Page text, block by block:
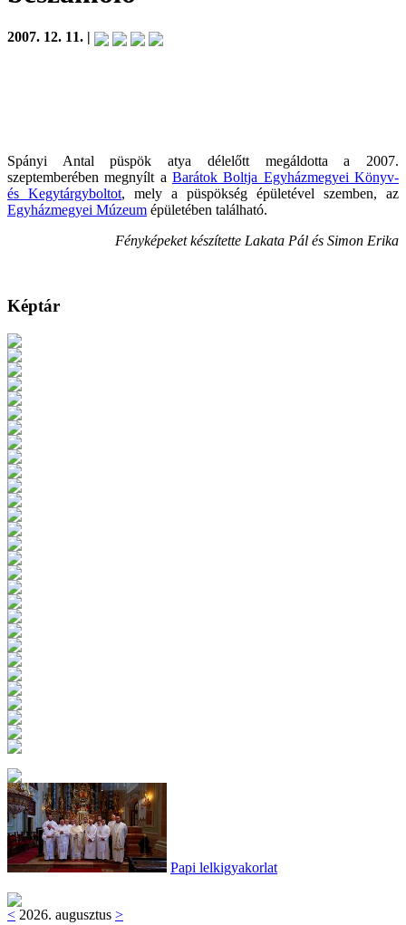
2007. 12. 11. |
Spányi Antal püspök atya délelőtt megáldotta a 2007.
szeptemberében megnyílt a Barátok Boltja Egyházmegyei Könyv-
és Kegytárgyboltot, mely a püspökség épületével szemben, az
Egyházmegyei Múzeum épületében található.
Fényképeket készítette Lakata Pál és Simon Erika
Képtár
Papi lelkigyakorlat
< 2026. augusztus >